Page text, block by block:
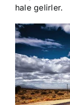
hale gelirler.